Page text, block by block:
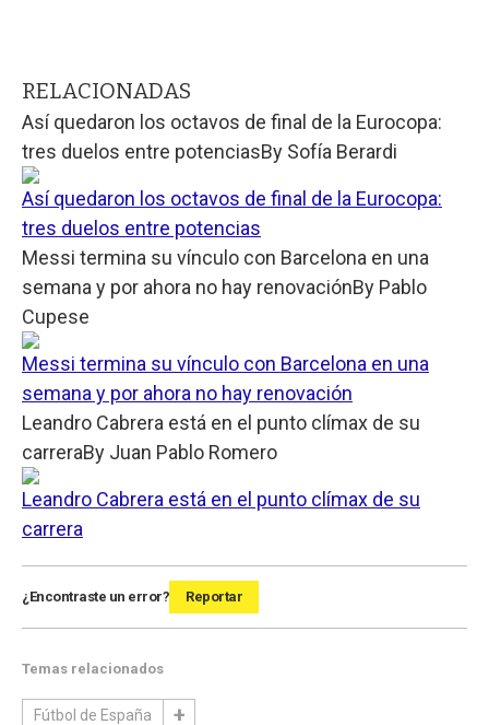
RELACIONADAS
Así quedaron los octavos de final de la Eurocopa:
tres duelos entre potenciasBy Sofía Berardi
Así quedaron los octavos de final de la Eurocopa:
tres duelos entre potencias
Messi termina su vínculo con Barcelona en una
semana y por ahora no hay renovaciónBy Pablo
Cupese
Messi termina su vínculo con Barcelona en una
semana y por ahora no hay renovación
Leandro Cabrera está en el punto clímax de su
carreraBy Juan Pablo Romero
Leandro Cabrera está en el punto clímax de su
carrera
¿Encontraste un error? Reportar
Temas relacionados
Fútbol de España